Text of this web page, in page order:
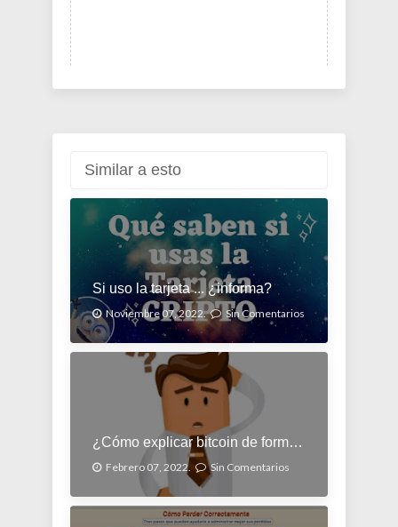
Similar a esto
Si uso la tarjeta ... ¿informa?
Noviembre 07, 2022. Sin Comentarios
¿Cómo explicar bitcoin de forma simple?
Febrero 07, 2022. Sin Comentarios